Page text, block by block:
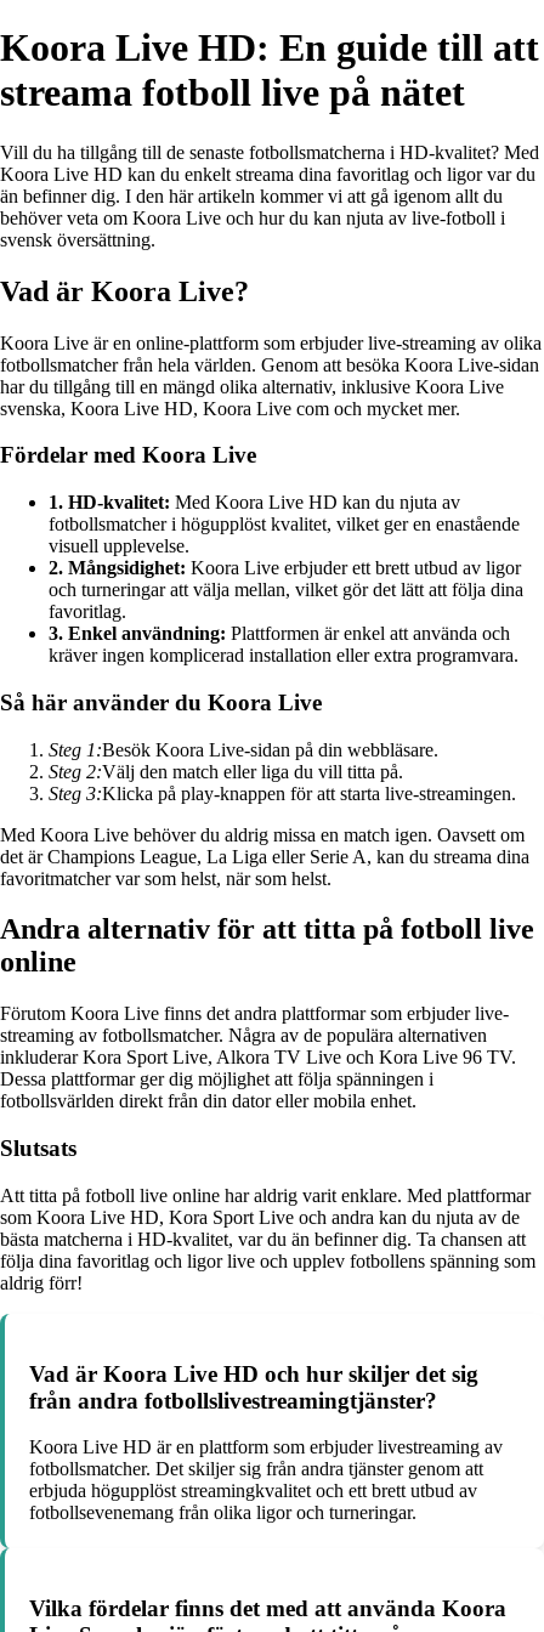
Koora Live HD: En guide till att
streama fotboll live på nätet
Vill du ha tillgång till de senaste fotbollsmatcherna i HD-kvalitet? Med
Koora Live HD kan du enkelt streama dina favoritlag och ligor var du
än befinner dig. I den här artikeln kommer vi att gå igenom allt du
behöver veta om Koora Live och hur du kan njuta av live-fotboll i
svensk översättning.
Vad är Koora Live?
Koora Live är en online-plattform som erbjuder live-streaming av olika
fotbollsmatcher från hela världen. Genom att besöka Koora Live-sidan
har du tillgång till en mängd olika alternativ, inklusive Koora Live
svenska, Koora Live HD, Koora Live com och mycket mer.
Fördelar med Koora Live
1. HD-kvalitet: Med Koora Live HD kan du njuta av
fotbollsmatcher i högupplöst kvalitet, vilket ger en enastående
visuell upplevelse.
2. Mångsidighet: Koora Live erbjuder ett brett utbud av ligor
och turneringar att välja mellan, vilket gör det lätt att följa dina
favoritlag.
3. Enkel användning: Plattformen är enkel att använda och
kräver ingen komplicerad installation eller extra programvara.
Så här använder du Koora Live
Steg 1:Besök Koora Live-sidan på din webbläsare.
Steg 2:Välj den match eller liga du vill titta på.
Steg 3:Klicka på play-knappen för att starta live-streamingen.
Med Koora Live behöver du aldrig missa en match igen. Oavsett om
det är Champions League, La Liga eller Serie A, kan du streama dina
favoritmatcher var som helst, när som helst.
Andra alternativ för att titta på fotboll live
online
Förutom Koora Live finns det andra plattformar som erbjuder live-
streaming av fotbollsmatcher. Några av de populära alternativen
inkluderar Kora Sport Live, Alkora TV Live och Kora Live 96 TV.
Dessa plattformar ger dig möjlighet att följa spänningen i
fotbollsvärlden direkt från din dator eller mobila enhet.
Slutsats
Att titta på fotboll live online har aldrig varit enklare. Med plattformar
som Koora Live HD, Kora Sport Live och andra kan du njuta av de
bästa matcherna i HD-kvalitet, var du än befinner dig. Ta chansen att
följa dina favoritlag och ligor live och upplev fotbollens spänning som
aldrig förr!
Vad är Koora Live HD och hur skiljer det sig
från andra fotbollslivestreamingtjänster?
Koora Live HD är en plattform som erbjuder livestreaming av
fotbollsmatcher. Det skiljer sig från andra tjänster genom att
erbjuda högupplöst streamingkvalitet och ett brett utbud av
fotbollsevenemang från olika ligor och turneringar.
Vilka fördelar finns det med att använda Koora